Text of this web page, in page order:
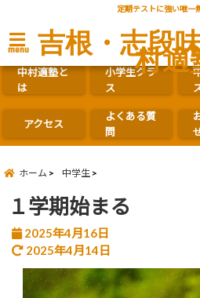
定期テストに強い唯一
menu 吉根・志段
村適
中村適塾と
は
小学生クラ
ス
アクセス
よくある質
問
ホーム 中学生
１学期始まる
2025年4月16日
2025年4月14日